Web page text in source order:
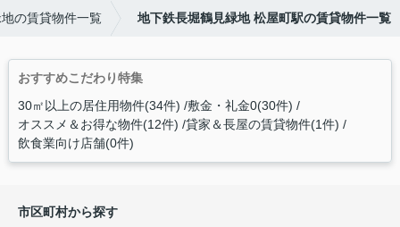
の賃貸物件一覧 地下鉄長堀鶴見緑地 松屋町駅の賃貸物件一覧
おすすめこだわり特集
30㎡以上の居住用物件(34件) 敷金・礼金0(30件)
オススメ＆お得な物件(12件) 貸家＆長屋の賃貸物件(1件)
飲食業向け店舗(0件)
市区町村から探す